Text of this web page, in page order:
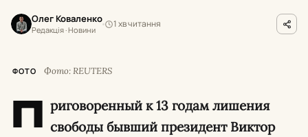
Олег Коваленко
Редакція · Новини
1 хв читання
ФОТО Фото: REUTERS
П риговоренный к 13 годам лишения
свободы бывший президент Виктор